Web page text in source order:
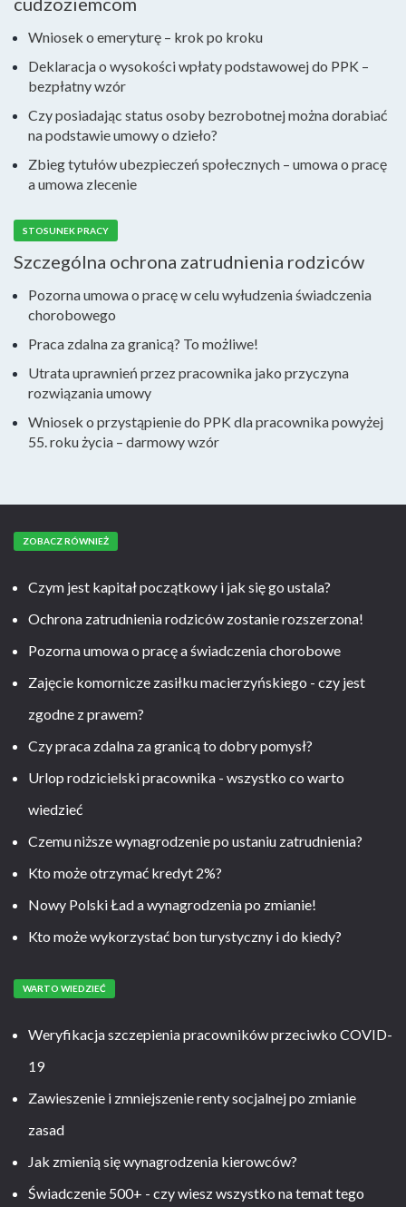
Wniosek o emeryturę – krok po kroku
Deklaracja o wysokości wpłaty podstawowej do PPK –
bezpłatny wzór
Czy posiadając status osoby bezrobotnej można dorabiać
na podstawie umowy o dzieło?
Zbieg tytułów ubezpieczeń społecznych – umowa o pracę
a umowa zlecenie
STOSUNEK PRACY
Szczególna ochrona zatrudnienia rodziców
Pozorna umowa o pracę w celu wyłudzenia świadczenia
chorobowego
Praca zdalna za granicą? To możliwe!
Utrata uprawnień przez pracownika jako przyczyna
rozwiązania umowy
Wniosek o przystąpienie do PPK dla pracownika powyżej
55. roku życia – darmowy wzór
ZOBACZ RÓWNIEŻ
Czym jest kapitał początkowy i jak się go ustala?
Ochrona zatrudnienia rodziców zostanie rozszerzona!
Pozorna umowa o pracę a świadczenia chorobowe
Zajęcie komornicze zasiłku macierzyńskiego - czy jest
zgodne z prawem?
Czy praca zdalna za granicą to dobry pomysł?
Urlop rodzicielski pracownika - wszystko co warto
wiedzieć
Czemu niższe wynagrodzenie po ustaniu zatrudnienia?
Kto może otrzymać kredyt 2%?
Nowy Polski Ład a wynagrodzenia po zmianie!
Kto może wykorzystać bon turystyczny i do kiedy?
WARTO WIEDZIEĆ
Weryfikacja szczepienia pracowników przeciwko COVID-
19
Zawieszenie i zmniejszenie renty socjalnej po zmianie
zasad
Jak zmienią się wynagrodzenia kierowców?
Świadczenie 500+ - czy wiesz wszystko na temat tego